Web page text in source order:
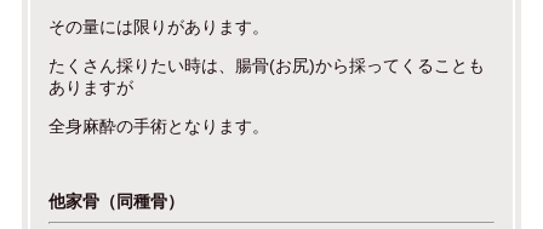
その量には限りがあります。
たくさん採りたい時は、腸骨(お尻)から採ってくることも
ありますが
全身麻酔の手術となります。
他家骨（同種骨）